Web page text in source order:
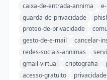
caixa-de-entrada-annima
guarda-de-privacidade
proteo-de-privacidade
gesto-de-e-mail
cancelar-
redes-sociais-annimas
gmail-virtual
criptografia
acesso-gratuito